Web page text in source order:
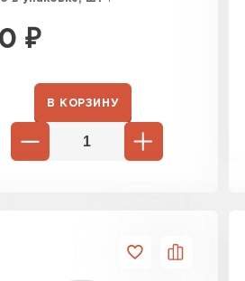
₽
В КОРЗИНУ